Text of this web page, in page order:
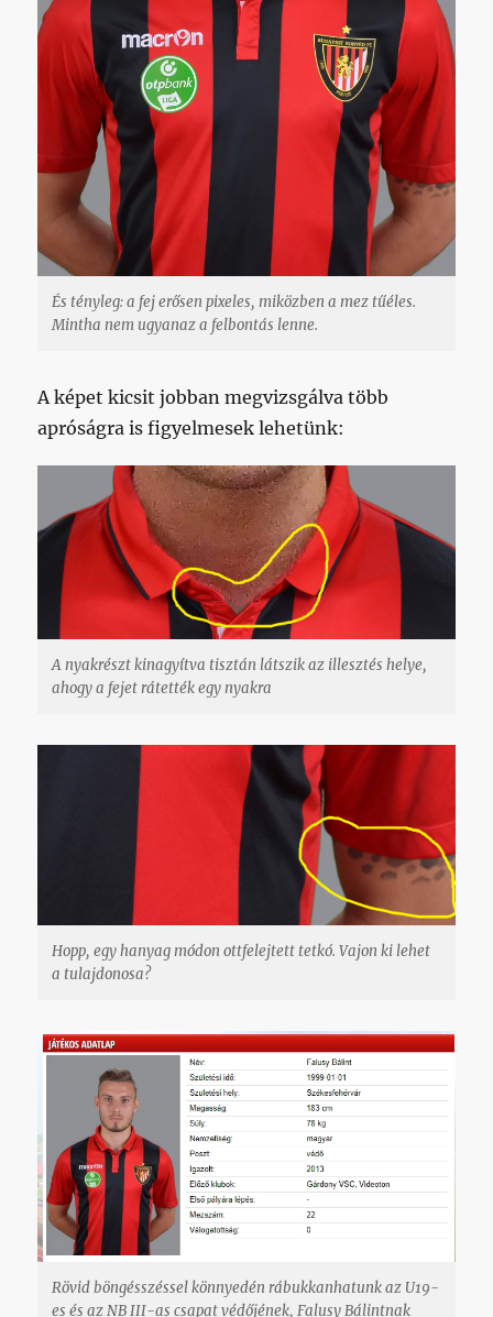
És tényleg: a fej erősen pixeles, miközben a mez tűéles.
Mintha nem ugyanaz a felbontás lenne.
A képet kicsit jobban megvizsgálva több
apróságra is figyelmesek lehetünk:
A nyakrészt kinagyítva tisztán látszik az illesztés helye,
ahogy a fejet rátették egy nyakra
Hopp, egy hanyag módon ottfelejtett tetkó. Vajon ki lehet
a tulajdonosa?
Rövid böngésszéssel könnyedén rábukkanhatunk az U19-
es és az NB III-as csapat védőjének, Falusy Bálintnak